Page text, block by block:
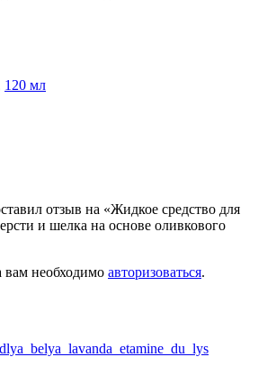
120 мл
отзыв на «Жидкое средство для
и шелка на основе оливкового
вам необходимо авторизоваться.